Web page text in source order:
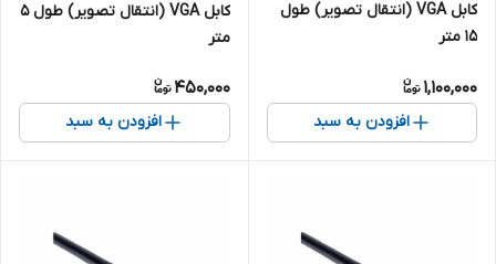
کابل VGA (انتقال تصویر) طول
15 متر
1,100,000
افزودن به سبد
کابل VGA (انتقال تصویر) طول 5
متر
450,000
افزودن به سبد